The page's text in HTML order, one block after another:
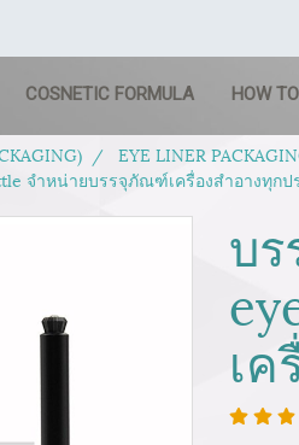
COSNETIC FORMULA HOW
EYE LINER
จำหน่ายบรรจุภัณฑ์เครื่องสำอางทุกป
บ
เ